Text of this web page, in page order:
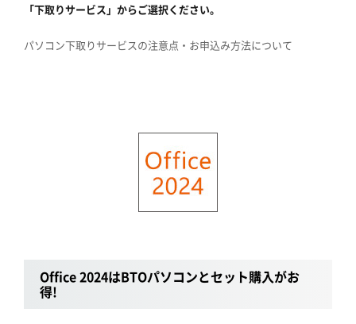
「下取りサービス」からご選択ください。
パソコン下取りサービスの注意点・お申込み方法について
Office 2024はBTOパソコンとセット購入がお
得!